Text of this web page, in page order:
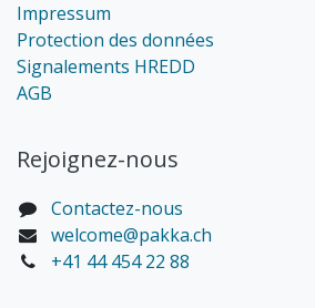
Impressum
Protection des données
Signalements HREDD
AGB
Rejoignez-nous
Contactez-nous
welcome@pakka.ch
+41 44 454 22 88